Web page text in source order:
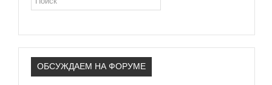
ОБСУЖДАЕМ НА ФОРУМЕ